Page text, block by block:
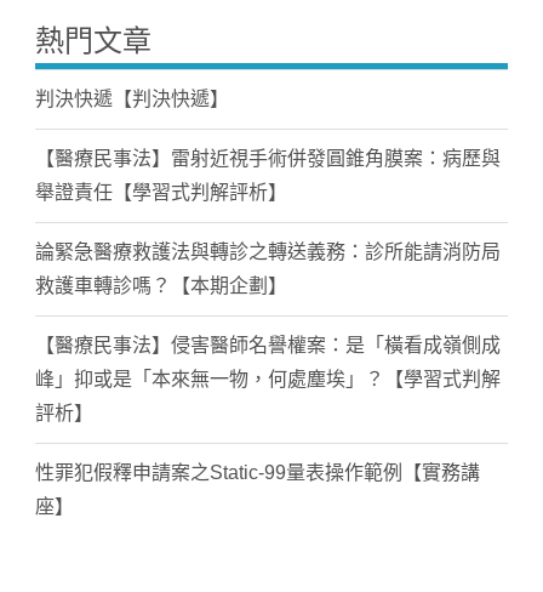
熱門文章
判決快遞【判決快遞】
【醫療民事法】雷射近視手術併發圓錐角膜案：病歷與
舉證責任【學習式判解評析】
論緊急醫療救護法與轉診之轉送義務：診所能請消防局
救護車轉診嗎？【本期企劃】
【醫療民事法】侵害醫師名譽權案：是「橫看成嶺側成
峰」抑或是「本來無一物，何處塵埃」？【學習式判解
評析】
性罪犯假釋申請案之Static-99量表操作範例【實務講
座】